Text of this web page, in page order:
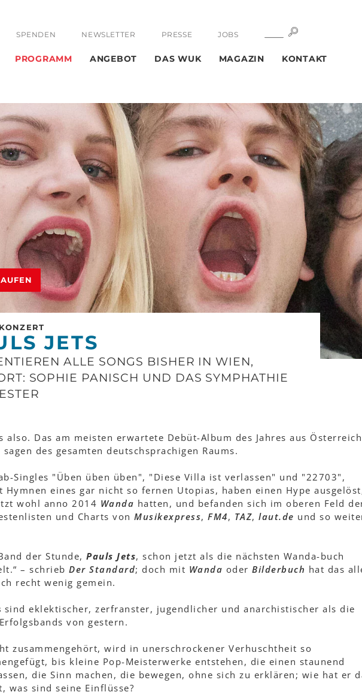
SPENDEN NEWSLETTER PRESSE JOBS SUCHE
PROGRAMM ANGEBOT DAS WUK MAGAZIN KONTAKT
KONZERT
JETS
ALLE SONGS BISHER IN WIEN,
SOPHIE PANISCH UND DAS SYMPHATHIE
also. Das am meisten erwartete Debüt-Album des Jahres aus
des gesamten deutschsprachigen Raums.
Singles "Üben üben üben", "Diese Villa ist verlassen" und "22703",
Hymnen eines gar nicht so fernen Utopias, haben einen Hype
wohl anno 2014 Wanda hatten, und befanden sich im oberen Feld
und Charts von Musikexpress, FM4, TAZ, laut.de und so
der Stunde, Pauls Jets, schon jetzt als die nächsten Wanda-buch
– schrieb Der Standard; doch mit Wanda oder Bilderbuch hat das
recht wenig gemein.
sind eklektischer, zerfranster, jugendlicher und anarchistischer als die
von gestern.
zusammengehört, wird in unerschrockener Verhuschtheit so
bis kleine Pop-Meisterwerke entstehen, die einen staunend
die Sinn machen, die bewegen, ohne sich zu erklären; wie hat er
was sind seine Einflüsse?